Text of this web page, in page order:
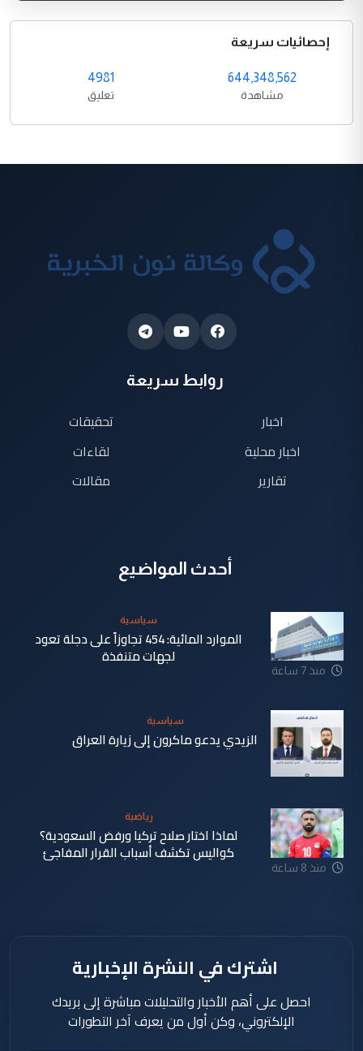
إحصائيات سريعة
644,348,562
مشاهدة
4981
تعليق
روابط سريعة
اخبار
اخبار محلية
تقارير
تحقيقات
لقاءات
مقالات
أحدث المواضيع
منذ 7 ساعة
سياسية
الموارد المائية: 454 تجاوزاً على دجلة تعود
لجهات متنفذة
سياسية
الزيدي يدعو ماكرون إلى زيارة العراق
منذ 8 ساعة
رياضية
لماذا اختار صلاح تركيا ورفض السعودية؟
كواليس تكشف أسباب القرار المفاجئ
اشترك في النشرة الإخبارية
احصل على أهم الأخبار والتحليلات مباشرة إلى بريدك
الإلكتروني، وكن أول من يعرف آخر التطورات